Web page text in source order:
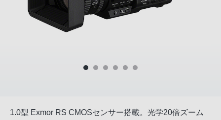
1.0型 Exmor RS CMOSセンサー搭載。光学20倍ズーム